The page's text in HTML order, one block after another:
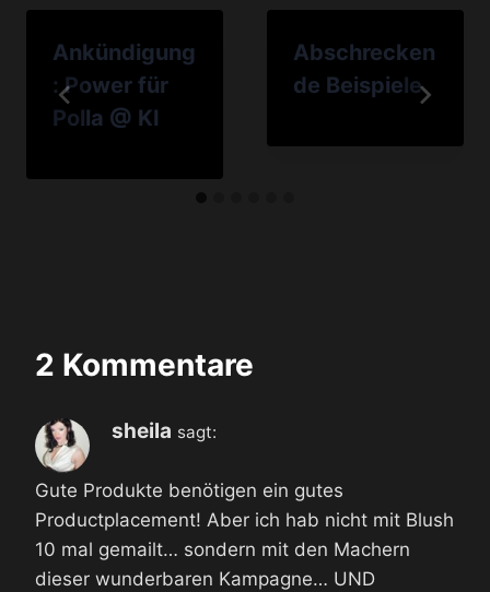
Ankündigung
: Power für
Polla @ KI
Abschrecken
de Beispiele
2 Kommentare
sheila sagt:
Gute Produkte benötigen ein gutes
Productplacement! Aber ich hab nicht mit Blush
10 mal gemailt… sondern mit den Machern
dieser wunderbaren Kampagne… UND